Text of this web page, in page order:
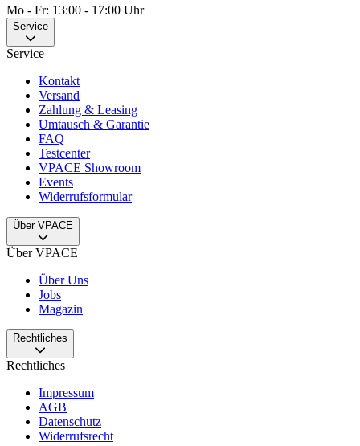
Mo - Fr: 13:00 - 17:00 Uhr
Service
Service
Kontakt
Versand
Zahlung & Leasing
Umtausch & Garantie
FAQ
Testcenter
VPACE Showroom
Events
Widerrufsformular
Über VPACE
Über VPACE
Über Uns
Jobs
Magazin
Rechtliches
Rechtliches
Impressum
AGB
Datenschutz
Widerrufsrecht